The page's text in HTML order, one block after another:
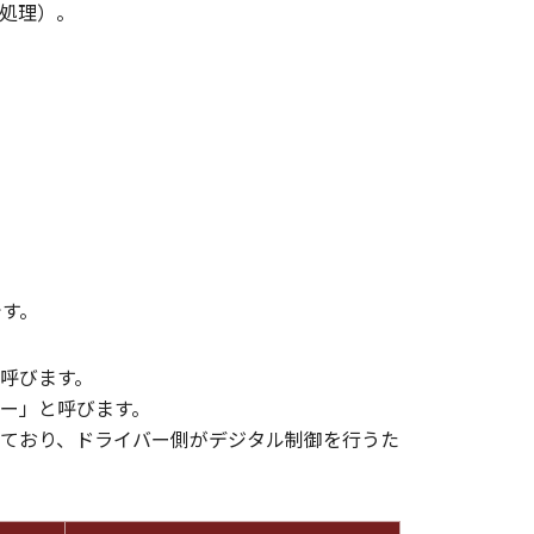
理）。
。
ます。
と呼びます。
おり、ドライバー側がデジタル制御を行うた